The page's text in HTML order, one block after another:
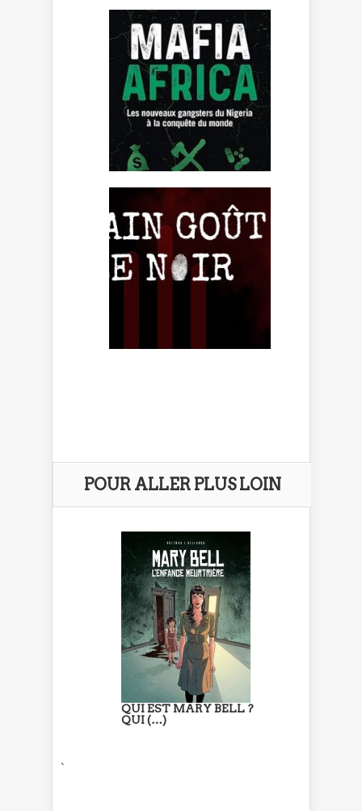
POUR ALLER PLUS LOIN
QUI EST MARY BELL ?
QUI (…)
`